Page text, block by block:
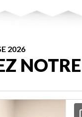
2026